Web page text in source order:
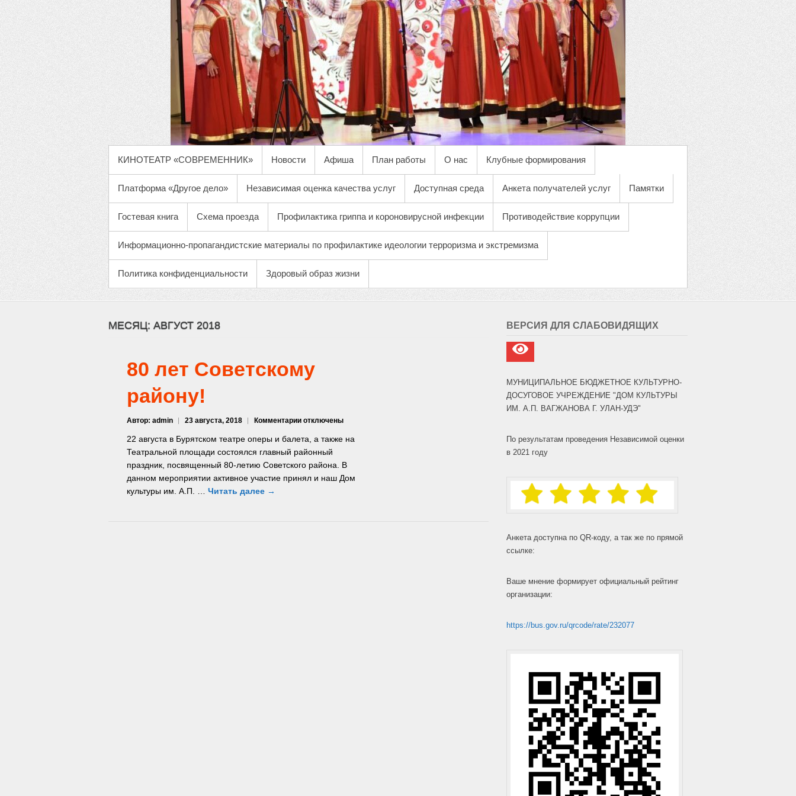
ОСНОВНОЕ МЕНЮ
КИНОТЕАТР «СОВРЕМЕННИК» Новости Афиша План работы О нас Клубные формирования
Платформа «Другое дело» Независимая оценка качества услуг Доступная среда Анкета получателей услуг Памятки
Гостевая книга Схема проезда Профилактика гриппа и короновирусной инфекции Противодействие коррупции
Информационно-пропагандистские материалы по профилактике идеологии терроризма и экстремизма
Политика конфиденциальности Здоровый образ жизни
МЕСЯЦ: АВГУСТ 2018
80 лет Советскому
району!
Автор: admin 23 августа, 2018 Комментариик
80
лет
Советскому
району!
отключены
22 августа в Бурятском театре оперы и балета, а также на
Театральной площади состоялся главный районный
праздник, посвященный 80-летию Советского района. В
данном мероприятии активное участие принял и наш Дом
культуры им. А.П. … Читать далее →
ВЕРСИЯ ДЛЯ СЛАБОВИДЯЩИХ
МУНИЦИПАЛЬНОЕ БЮДЖЕТНОЕ КУЛЬТУРНО-
ДОСУГОВОЕ УЧРЕЖДЕНИЕ "ДОМ КУЛЬТУРЫ
ИМ. А.П. ВАГЖАНОВА Г. УЛАН-УДЭ"
По результатам проведения Независимой оценки
в 2021 году
Анкета доступна по QR-коду, а так же по прямой
ссылке:
Ваше мнение формирует официальный рейтинг
организации:
https://bus.gov.ru/qrcode/rate/232077